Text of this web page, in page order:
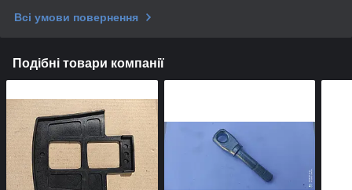
Всі умови повернення
Подібні товари компанії